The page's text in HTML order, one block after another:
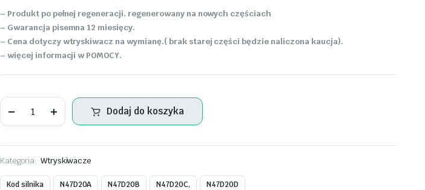
– Produkt po pełnej regeneracji. regenerowany na nowych częściach
– Gwarancja pisemna 12 miesięcy.
– Cena dotyczy wtryskiwacz na wymianę.( brak starej części będzie naliczona kaucja).
– więcej informacji w POMOCY.
Wtryskiwacz
E90
–
0445110276
ilość
Dodaj do koszyka
Kategoria: Wtryskiwacze
Kod silnika N47D20A N47D20B N47D20C, N47D20D